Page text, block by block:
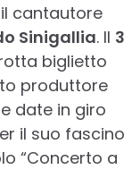
cantautore
Sinigallia. Il 3
biglietto
produttore
date in giro
il suo fascino
“Concerto a